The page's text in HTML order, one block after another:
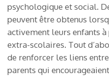
psychologique et social.
peuvent être obtenus
activement leurs enfants
extra-scolaires. Tout
de renforcer les liens
parents qui